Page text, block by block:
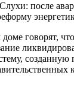
Слухи: после
говорят, что
созданную